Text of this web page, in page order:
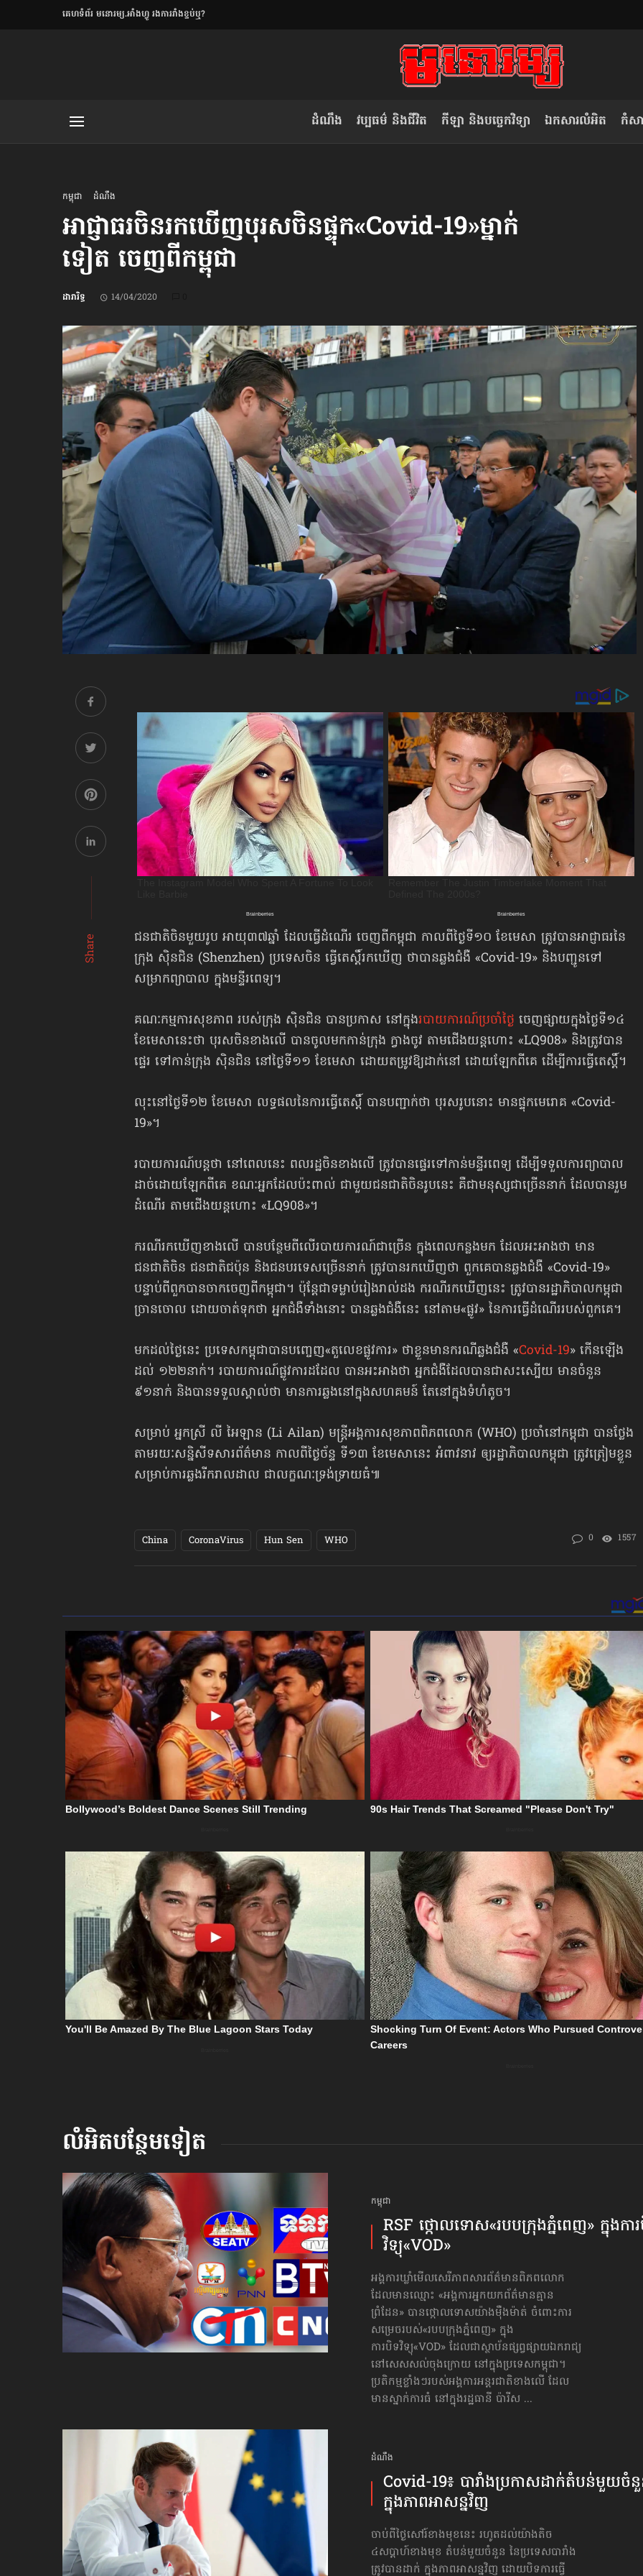
​គេហទំព័រ មនោរម្យ.អាំងហ្វូ រងការរាំងខ្ទប់ឬ?
ដំណឹង វប្បធម៌ និងជីវិត កីឡា និងបច្ចេកវិទ្យា ឯកសារលំអិត កំសា
កម្ពុជា ដំណឹង
អាជ្ញាធរ​ចិន​រកឃើញ​បុរសចិន​ផ្ទុក​«Covid-19»​ម្នាក់​
ទៀត ចេញពី​កម្ពុជា
ដារារិទ្ធ 14/04/2020
Share
ជនជាតិចិនមួយរូប អាយុ៣៧ឆ្នាំ ដែលធ្វើដំណើរ ចេញពី​កម្ពុជា កាលពីថ្ងៃទី១០ ខែមេសា ត្រូវបានអាជ្ញាធរនៃ
ក្រុង ស៊ិនជិន (Shenzhen) ប្រទេសចិន ធ្វើតេស្ដិ៍រកឃើញ ថាបានឆ្លងជំងឺ «Covid-19» និងបញ្ជូន​ទៅ
សម្រាកព្យាបាល ក្នុងមន្ទីរពេទ្យ។
គណៈកម្មការសុខភាព របស់ក្រុង ស៊ិនជិន បានប្រកាស នៅក្នុងរបាយការណ៍ប្រចាំថ្ងៃ ចេញផ្សាយក្នុងថ្ងៃទី១៤
ខែមេសានេះថា បុរសចិនខាងលើ បានចូល​មកកាន់ក្រុង ក្វាងចូវ តាមជើងយន្ដហោះ «LQ908» និងត្រូវបាន
ផ្ទេរ ទៅកាន់ក្រុង ស៊ិនជិន នៅថ្ងៃទី១១ ខែមេសា ដោយតម្រូវឱ្យដាក់នៅ ដោយឡែកពីគេ ដើម្បីការធ្វើតេស្ដិ៍។
លុះនៅថ្ងៃទី១២ ខែមេសា លទ្ធផលនៃការធ្វើតេស្ដិ៍ បានបញ្ជាក់ថា បុរសរូបនោះ មានផ្ទុកមេរោគ «Covid-
19»។
របាយការណ៍បន្តថា នៅពេលនេះ ពលរដ្ឋចិនខាងលើ ត្រូវបានផ្ទេរទៅកាន់មន្ទីរពេទ្យ ដើម្បីទទួលការព្យាបាល
ដាច់ដោយឡែកពីគេ ខណៈអ្នកដែលប៉ះពាល់ ជាមួយជនជាតិចិនរូបនេះ គឺជាមនុស្សជាច្រើននាក់ ដែលបានរួម
ដំណើរ តាមជើងយន្តហោះ «LQ908»។
ករណីរកឃើញខាងលើ បានបន្ថែមពីលើរបាយការណ៍ជាច្រើន ក្នុងពេលកន្លងមក ដែលអះអាងថា មាន
ជនជាតិចិន ជនជាតិជប៉ុន និងជនបរទេសច្រើននាក់ ត្រូវបានរកឃើញថា ពួកគេបានឆ្លងជំងឺ «Covid-19»​
បន្ទាប់ពីពួកបានចាកចេញពីកម្ពុជា។ ប៉ុន្តែជាទម្លាប់រៀងរាល់ដង ករណីរកឃើញនេះ ត្រូវបានរដ្ឋាភិបាលកម្ពុជា
ច្រានចោល ដោយចាត់ទុកថា អ្នកជំងឺទាំងនោះ បានឆ្លងជំងឺនេះ នៅតាម«ផ្លូវ» នៃការធ្វើដំណើររបស់ពួកគេ។
មកដល់ថ្ងៃនេះ ប្រទេសកម្ពុជាបានបញ្ចេញ«តួលេខផ្លូវការ» ថាខ្លួនមានករណីឆ្លងជំងឺ «Covid-19» កើនឡើង
ដល់ ១២២នាក់។ របាយការណ៍ផ្លូវការដដែល បានអះអាងថា អ្នកជំងឺដែលបានជាសះស្បើយ មានចំនួន
៩១នាក់ និងបានទទួលស្គាល់ថា មានការឆ្លង​នៅក្នុងសហគមន៍ តែនៅក្នុងទំហំតូច។
សម្រាប់ អ្នកស្រី លី អៃឡាន (Li Ailan) មន្រ្តី​អង្គការ​សុខភាព​ពិភព​លោក (WHO) ប្រចាំ​នៅ​កម្ពុជា​ បានថ្លែង
តាមរយៈសន្និសីទសារព័ត៌មាន កាលពីថ្ងៃ​ច័ន្ទ​ ទី១៣ ខែមេសានេះ ​អំពាវនាវ ​ឲ្យ​រដ្ឋាភិបាល​កម្ពុជា​ ត្រូវត្រៀម​ខ្លួន
សម្រាប់​ការ​ឆ្លងរីករាលដាល ជាលក្ខណៈ​ទ្រង់ទ្រាយ​ធំ៕
China CoronaVirus Hun Sen WHO 0 1557
លំអិតបន្ថែមទៀត
កម្ពុជា
RSF ថ្កោលទោស​«របបក្រុងភ្នំពេញ» ក្នុងកា
វិទ្យុ«VOD»
អង្គការឃ្លាំមើលសេរីភាពសារព័ត៌មានពិភពលោក
ដែលមានឈ្មោះ «អង្គការអ្នកយកព័ត៌មានគ្មាន
ព្រំដែន» បានថ្កោលទោសយ៉ាងម៉ឺងម៉ាត់ ចំពោះការ
សម្រេចរបស់«របបក្រុងភ្នំពេញ» ក្នុង
ការបិទវិទ្យុ«VOD» ដែលជាស្ថាប័នផ្សព្វផ្សាយឯករាជ្យ
នៅសេសសល់ចុងក្រោយ នៅក្នុងប្រទេសកម្ពុជា។
ប្រតិកម្មខ្លាំងៗ​របស់អង្គការអន្តរជាតិខាងលើ ដែល
មានស្នាក់ការធំ នៅក្នុងរដ្ឋធានី ប៉ារីស ...
ដំណឹង
Covid-19៖ បារាំងប្រកាស​ដាក់តំបន់​មួយចំ
ក្នុង​ភាពអាសន្នវិញ
ចាប់ពីថ្ងៃសៅរ៍ខាងមុខនេះ រហូតដល់យ៉ាងតិច
៤សប្ដាហ៍ខាងមុខ តំបន់មួយចំនួន នៃប្រទេសបារាំង
ត្រូវបានដាក់ ក្នុង​ភាពអាសន្នវិញ ដោយបិទការធ្វើ
ត៖ «កាមតណ្ហា​
ខ្លួន
មនុស្ស»
ខឹម វាសនា ថា«ស្រី
ប្រពៃណី​«ដេញប្រុស»
អឹមបាពេ ប្រកាសជាផ្លូវការ
ចាកចេញពីក្រុម ប៉ារីស
ថើបមាត់ ៖ ក្រុមកីឡាការិនី​
ផ្អាកលេង​​បើប្រធានសហព័ន្ធ​
មិនលាឈប់